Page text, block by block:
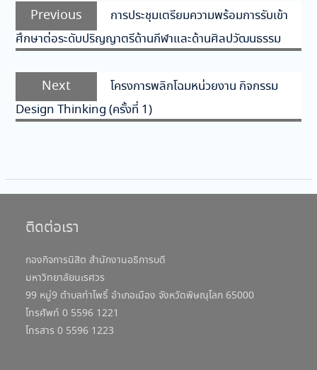
เรื่อง
Previous
Previous
post:
การประชุมเตรียมความพร้อมการรับเข้า
ศึกษาต่อระดับปริญญาตรีด้านกีฬาและด้านศิลปวัฒนธรรม
Next
Next
post:
โครงการพลิกโฉมหน่วยงาน กิจกรรม
Design Thinking (ครั้งที่ 1)
ติดต่อเรา
กองกิจการนิสิต สำนักงานอธิการบดี
มหาวิทยาลัยนเรศวร
99 หมู่9 ตำบลท่าโพธิ์ อำเภอเมือง จังหวัดพิษณุโลก 65000
โทรศัพท์ 0 5596 1221
โทรสาร 0 5596 1223